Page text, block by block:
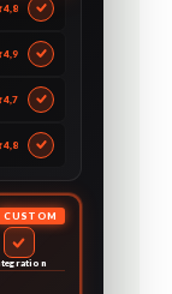
4,8
4,9
4,7
4,8
CUSTOM